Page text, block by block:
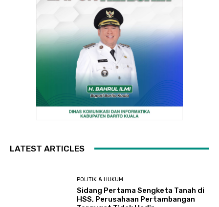
LATEST ARTICLES
POLITIK & HUKUM
Sidang Pertama Sengketa Tanah di
HSS, Perusahaan Pertambangan